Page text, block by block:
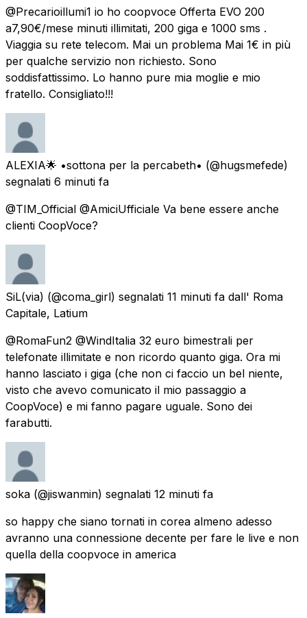
@Precarioillumi1 io ho coopvoce Offerta EVO 200
a7,90€/mese minuti illimitati, 200 giga e 1000 sms .
Viaggia su rete telecom. Mai un problema Mai 1€ in più
per qualche servizio non richiesto. Sono
soddisfattissimo. Lo hanno pure mia moglie e mio
fratello. Consigliato!!!
ALEXIA🌟 •sottona per la percabeth• (@hugsmefede)
segnalati 6 minuti fa
@TIM_Official @AmiciUfficiale Va bene essere anche
clienti CoopVoce?
SiL(via) (@coma_girl) segnalati 11 minuti fa dall' Roma
Capitale, Latium
@RomaFun2 @WindItalia 32 euro bimestrali per
telefonate illimitate e non ricordo quanto giga. Ora mi
hanno lasciato i giga (che non ci faccio un bel niente,
visto che avevo comunicato il mio passaggio a
CoopVoce) e mi fanno pagare uguale. Sono dei
farabutti.
soka (@jiswanmin) segnalati 12 minuti fa
so happy che siano tornati in corea almeno adesso
avranno una connessione decente per fare le live e non
quella della coopvoce in america